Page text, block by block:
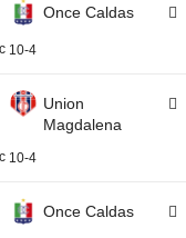
Once Caldas
10-4
Union
Magdalena
10-4
Once Caldas